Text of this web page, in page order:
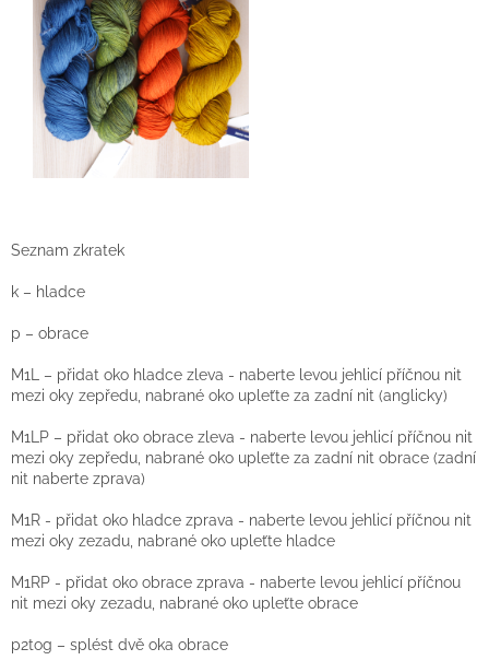
Seznam zkratek
k – hladce
p – obrace
M1L – přidat oko hladce zleva - naberte levou jehlicí příčnou nit
mezi oky zepředu, nabrané oko upleťte za zadní nit (anglicky)
M1LP – přidat oko obrace zleva - naberte levou jehlicí příčnou nit
mezi oky zepředu, nabrané oko upleťte za zadní nit obrace (zadní
nit naberte zprava)
M1R - přidat oko hladce zprava - naberte levou jehlicí příčnou nit
mezi oky zezadu, nabrané oko upleťte hladce
M1RP - přidat oko obrace zprava - naberte levou jehlicí příčnou
nit mezi oky zezadu, nabrané oko upleťte obrace
p2tog – splést dvě oka obrace